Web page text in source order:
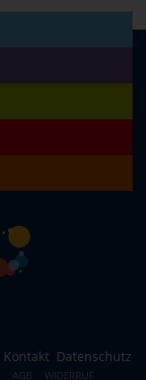
Kontakt Datenschutz
AGB WIDERRUF